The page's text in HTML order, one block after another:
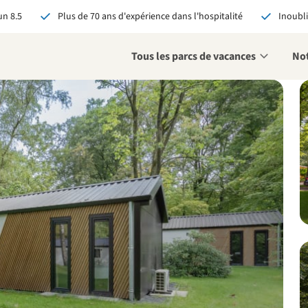
8.5 Plus de 70 ans d'expérience dans l'hospitalité
Tous les parcs de vacances
via RCN, vous
garantie du meilleur prix
avantages exclusifs
contact personnalisé
tous les avantages